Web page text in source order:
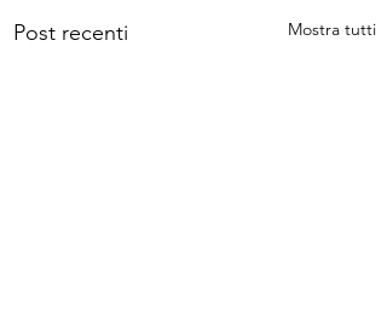
Post recenti Mostra tutti